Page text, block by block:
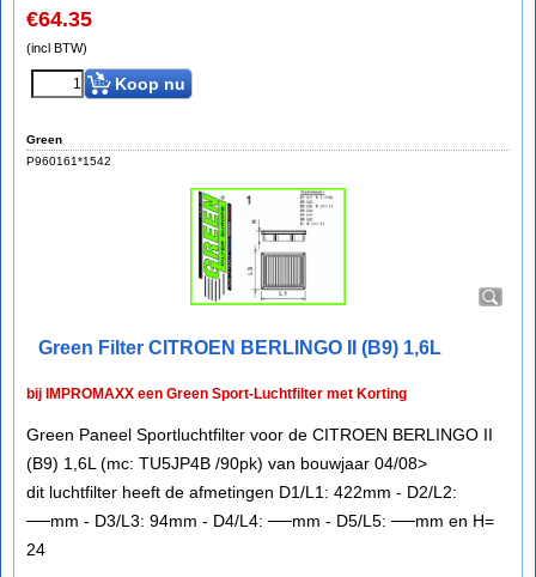
€64.35
(incl BTW)
Koop nu
Green
P960161*1542
Green Filter CITROEN BERLINGO II (B9) 1,6L
bij IMPROMAXX een Green Sport-Luchtfilter met Korting
Green Paneel Sportluchtfilter voor de CITROEN BERLINGO II
(B9) 1,6L (mc: TU5JP4B /90pk) van bouwjaar 04/08>
dit luchtfilter heeft de afmetingen D1/L1: 422mm - D2/L2:
──mm - D3/L3: 94mm - D4/L4: ──mm - D5/L5: ──mm en H=
24